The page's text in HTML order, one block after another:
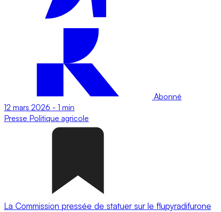
Abonné
12 mars 2026 - 1 min
Presse Politique agricole
La Commission pressée de statuer sur le flupyradifurone